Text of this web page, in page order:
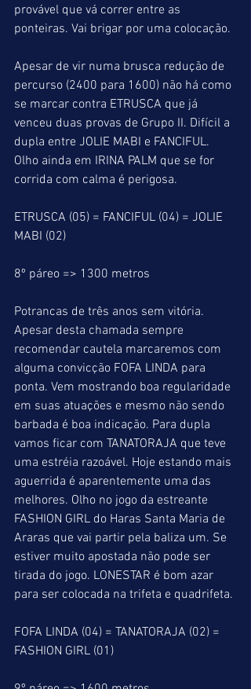
provável que vá correr entre as
ponteiras. Vai brigar por uma colocação.
Apesar de vir numa brusca redução de
percurso (2400 para 1600) não há como
se marcar contra ETRUSCA que já
venceu duas provas de Grupo II. Difícil a
dupla entre JOLIE MABI e FANCIFUL.
Olho ainda em IRINA PALM que se for
corrida com calma é perigosa.
ETRUSCA (05) = FANCIFUL (04) = JOLIE
MABI (02)
8º páreo => 1300 metros
Potrancas de três anos sem vitória.
Apesar desta chamada sempre
recomendar cautela marcaremos com
alguma convicção FOFA LINDA para
ponta. Vem mostrando boa regularidade
em suas atuações e mesmo não sendo
barbada é boa indicação. Para dupla
vamos ficar com TANATORAJA que teve
uma estréia razoável. Hoje estando mais
aguerrida é aparentemente uma das
melhores. Olho no jogo da estreante
FASHION GIRL do Haras Santa Maria de
Araras que vai partir pela baliza um. Se
estiver muito apostada não pode ser
tirada do jogo. LONESTAR é bom azar
para ser colocada na trifeta e quadrifeta.
FOFA LINDA (04) = TANATORAJA (02) =
FASHION GIRL (01)